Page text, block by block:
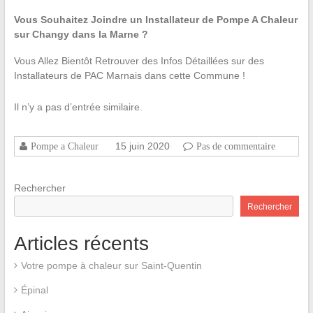
Vous Souhaitez Joindre un Installateur de Pompe A Chaleur
sur Changy dans la Marne ?
Vous Allez Bientôt Retrouver des Infos Détaillées sur des
Installateurs de PAC Marnais dans cette Commune !
Il n’y a pas d’entrée similaire.
Pompe a Chaleur 15 juin 2020 Pas de commentaire
Rechercher
Rechercher
Articles récents
Votre pompe à chaleur sur Saint-Quentin
Épinal